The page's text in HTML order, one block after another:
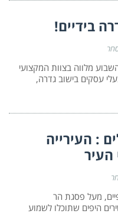
בידיים!
מלווה בצוות המקצועי
עסקים בישוב גדרה,
: העירייה
העיר
מעל פסגת הר
היפים שתוכלו לשמוע